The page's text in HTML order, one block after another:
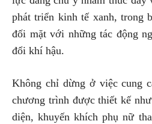
phát triển kinh tế xanh, trong
đối mặt với những tác động
đổi khí hậu.
Không chỉ dừng ở việc cung
chương trình được thiết kế
diện, khuyến khích phụ nữ